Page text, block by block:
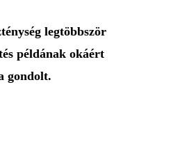
legtöbbször
példának okáért
gondolt.